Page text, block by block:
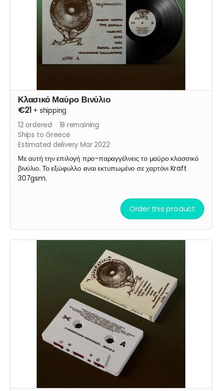
Κλασικό Μαύρο Βινύλιο
€21 + shipping
12 ordered 18 remaining
Ships to Greece
Estimated delivery Mar 2022
Με αυτή την επιλογή προ-παραγγέλνεις το μαύρο κλασσικό
βινύλιο. Το εξώφυλλο ειναι εκτυπωμένο σε χαρτόνι Kraft
307gsm.
Order this product